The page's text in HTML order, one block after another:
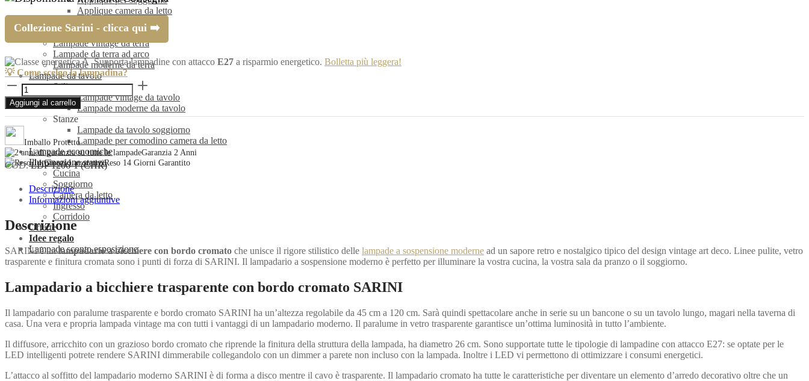
Applique camera da letto
Applique per ingresso
Lampade da terra
Lampade vintage da terra
Lampade da terra ad arco
Lampade moderne da terra
Lampade da tavolo
Stili
Lampade vintage da tavolo
Lampade moderne da tavolo
Stanze
Lampade da tavolo soggiorno
Lampade per comodino camera da letto
Lampade economiche
Illuminazione stanze
Cucina
Soggiorno
Camera da letto
Ingresso
Corridoio
Offerte
Idee regalo
Lampade sconto esposizione
Collezione Sarini - clicca qui ➡️
Supporta lampadine con attacco E27 a risparmio energetico. Bolletta più leggera!
💡 Come scelgo la lampadina?
Lampadario
cromato
a
bicchiere
SARINI
quantità
Aggiungi al carrello
Imballo Protetto
Garanzia 2 Anni
Reso 14 Giorni Garantito
COD:LDP 1206-1 (CHR)
Descrizione
Informazioni aggiuntive
Descrizione
SARINI è unlampadario a bicchiere con bordo cromato che unisce il rigore stilistico delle lampade a sospensione moderne ad un sapore retro e nostalgico tipico del design vintage art deco. Linee pulite, vetro
trasparente e finitura cromata sono i punti di forza di SARINI. Il lampadario a sospensione moderno è perfetto per illuminare la vostra cucina, la vostra sala da pranzo o il soggiorno.
Lampadario a bicchiere trasparente con bordo cromato SARINI
Il lampadario con paralume trasparente e bordo cromato SARINI ha un’altezza regolabile da 45 cm a 120 cm. Sarà quindi spettacolare anche in serie su un bancone o su un tavolo lungo, magari nella taverna di
casa. Una vera e propria lampada vintage ma con tutti i vantaggi di un lampadario moderno. Il paralume in vetro trasparente garantisce un’ottima luminosità in tutto l’ambiente.
Il diffusore, arricchito con un grazioso bordo cromato che riprende la finitura della struttura della lampada, ha diametro 26 cm. Sono supportate tutte le tipologie di lampadine con attacco E27: se optate per le
LED intelligenti potrete rendere SARINI dimmerabile collegandolo con un dimmer a parete non incluso con la lampada. Inoltre i LED vi permettono di ottimizzare i consumi energetici.
L’attacco al soffitto del lampadario moderno SARINI è di forma a disco mentre il cavo è trasparente. Il lampadario cromato ha tutte le caratteristiche per diventare un elemento d’arredo decorativo oltre che un